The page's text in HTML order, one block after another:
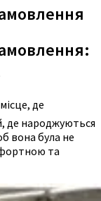
де
де народжуються
вона була не
та